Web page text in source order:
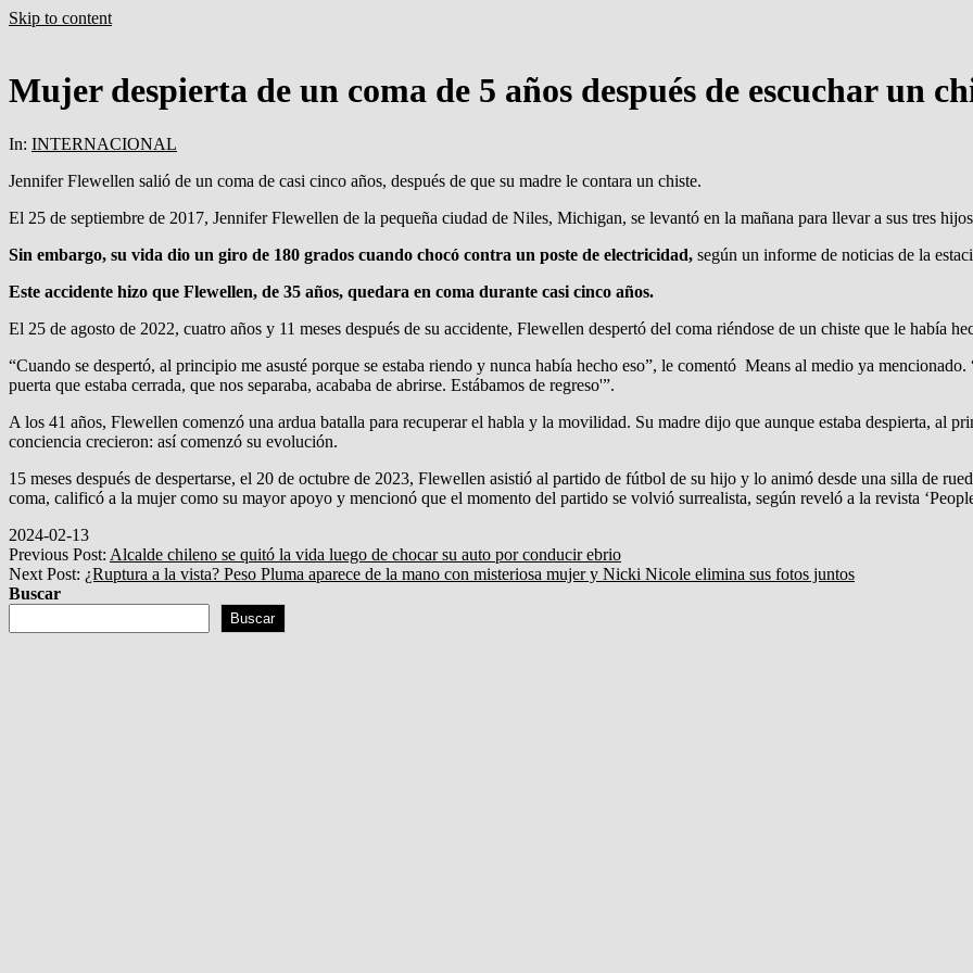
Skip to content
Mujer despierta de un coma de 5 años después de escuchar un
In: INTERNACIONAL
Jennifer Flewellen salió de un coma de casi cinco años, después de que su madre le contara un chiste.
El 25 de septiembre de 2017, Jennifer Flewellen de la pequeña ciudad de Niles, Michigan, se levantó en la mañana para llevar a sus tres
Sin embargo, su vida dio un giro de 180 grados cuando chocó contra un poste de electricidad, según un informe de noticias de la
Este accidente hizo que Flewellen, de 35 años, quedara en coma durante casi cinco años.
El 25 de agosto de 2022, cuatro años y 11 meses después de su accidente, Flewellen despertó del coma riéndose de un chiste que le había
“Cuando se despertó, al principio me asusté porque se estaba riendo y nunca había hecho eso”, le comentó Means al medio ya
puerta que estaba cerrada, que nos separaba, acababa de abrirse. Estábamos de regreso'”.
A los 41 años, Flewellen comenzó una ardua batalla para recuperar el habla y la movilidad. Su madre dijo que aunque estaba despierta, al
conciencia crecieron: así comenzó su evolución.
15 meses después de despertarse, el 20 de octubre de 2023, Flewellen asistió al partido de fútbol de su hijo y lo animó desde una silla de
coma, calificó a la mujer como su mayor apoyo y mencionó que el momento del partido se volvió surrealista, según reveló a la revista
2024-02-13
Previous Post: Alcalde chileno se quitó la vida luego de chocar su auto por conducir ebrio
Next Post: ¿Ruptura a la vista? Peso Pluma aparece de la mano con misteriosa mujer y Nicki Nicole elimina sus fotos juntos
Buscar
Buscar